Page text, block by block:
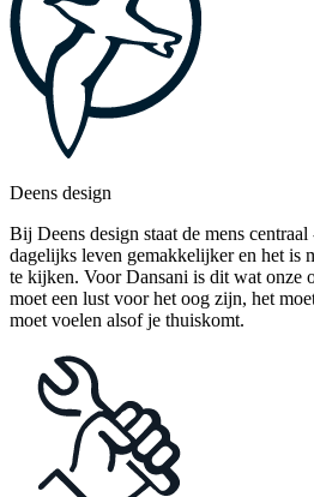
Deens design
Bij Deens design staat de mens
dagelijks leven gemakkelijker en het is
te kijken. Voor Dansani is dit wat onze
moet een lust voor het oog zijn, het
moet voelen alsof je thuiskomt.